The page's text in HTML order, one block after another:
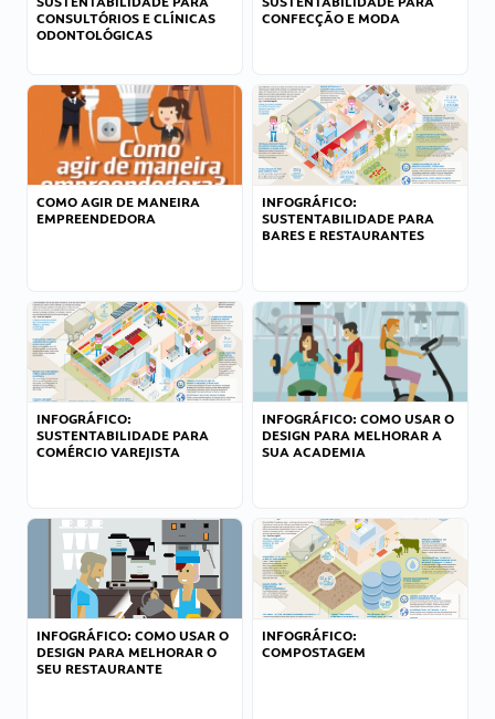
CONSULTÓRIOS E CLÍNICAS
ODONTOLÓGICAS
CONFECÇÃO E MODA
COMO AGIR DE MANEIRA
EMPREENDEDORA
INFOGRÁFICO:
SUSTENTABILIDADE PARA
BARES E RESTAURANTES
INFOGRÁFICO:
SUSTENTABILIDADE PARA
COMÉRCIO VAREJISTA
INFOGRÁFICO: COMO USAR O
DESIGN PARA MELHORAR A
SUA ACADEMIA
INFOGRÁFICO: COMO USAR O
DESIGN PARA MELHORAR O
SEU RESTAURANTE
INFOGRÁFICO:
COMPOSTAGEM